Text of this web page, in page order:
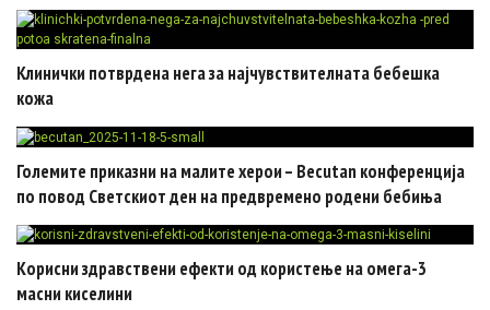
Клинички потврдена нега за најчувствителната бебешка
кожа
Големите приказни на малите херои – Becutan конференција
по повод Светскиот ден на предвремено родени бебиња
Корисни здравствени ефекти од користење на омега-3
масни киселини